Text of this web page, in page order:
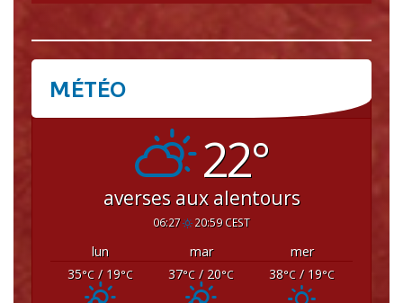
MÉTÉO
22°
averses aux alentours
06:27 20:59 CEST
lun mar
mer
35°C / 19°C 37°C / 20°C 38°C / 19°C